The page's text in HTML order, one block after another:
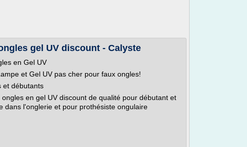
gel UV discount - Calyste
en Gel UV
et Gel UV pas cher pour faux ongles!
et débutants
en gel UV discount de qualité pour débutant et
dans l'onglerie et pour prothésiste ongulaire